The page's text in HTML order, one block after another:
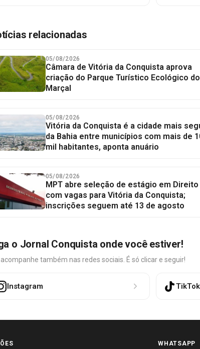
relacionadas
05/08/2026
Câmara de Vitória da Conquista aprova
criação do Parque Turístico Ecológico do
Marçal
05/08/2026
Vitória da Conquista é a cidade mais
da Bahia entre municípios com mais de
mil habitantes, aponta anuário
05/08/2026
MPT abre seleção de estágio em Direito
com vagas para Vitória da Conquista;
inscrições seguem até 13 de agosto
o Jornal Conquista onde você estiver!
acompanhe também nas redes sociais. É só clicar e seguir!
Instagram TikTok
WHATSAPP